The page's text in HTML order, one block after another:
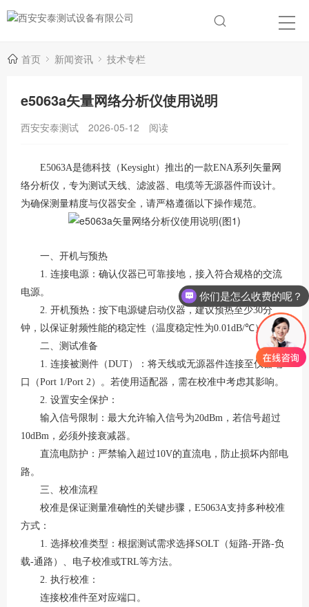
首页 新闻资讯 技术专栏
e5063a矢量网络分析仪使用说明
西安安泰测试 2026-05-12 阅读
E5063A是德科技（Keysight）推出的一款ENA系列矢量网
络分析仪，专为测试天线、滤波器、电缆等无源器件而设计。
为确保测量精度与仪器安全，请严格遵循以下操作规范。
一、开机与预热
1. 连接电源 ：确认仪器已可靠接地，接入符合规格的交流
电源。
2. 开机预热 ：按下电源键启动仪器，建议预热至少30分
钟，以保证射频性能的稳定性（温度稳定性为0.01dB/℃）。
二、测试准备
1. 连接被测件（DUT）
：将天线或无源器件连接至仪器端
口（Port 1/Port 2）。若使用适配器，需在校准中考虑其影响。
2. 设置安全保护 ：
输入信号限制 ：最大允许输入信号为20dBm，若信号超过
10dBm，必须外接衰减器。
直流电防护 ：严禁输入超过10V的直流电，防止损坏内部电
路。
三、校准流程
校准是保证测量准确性的关键步骤， E5063A支持多种校准
方式：
1. 选择校准类型 ：根据测试需求选择SOLT（短路-开路-负
载-通路）、电子校准或TRL等方法。
2. 执行校准 ：
连接校准件至对应端口。
你们是怎么收费的呢？